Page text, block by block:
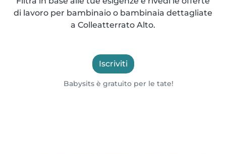
di lavoro per bambinaio o bambinaia dettagliate
a Colleatterrato Alto.
Iscriviti
Babysits è gratuito per le tate!